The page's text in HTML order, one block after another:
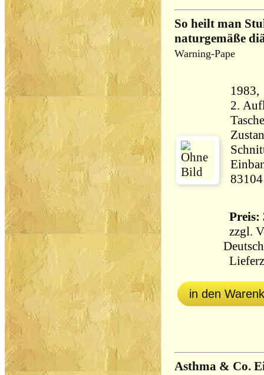
So heilt man
naturgemäße
Warning-Pape
1983,
2.
83104
Preis:
zzgl.
in den
Asthma & Co.